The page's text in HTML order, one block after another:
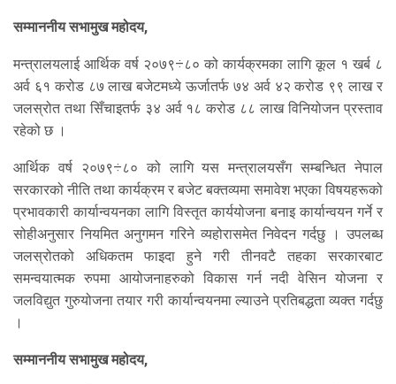
सम्माननीय सभामुख महोदय,
मन्त्रालयलाई आर्थिक वर्ष २०७९÷८० को कार्यक्रमका लागि कूल १ खर्ब ८
अर्व ६१ करोड ८७ लाख बजेटमध्ये ऊर्जातर्फ ७४ अर्व ४२ करोड ९९ लाख र
जलस्रोत तथा सिँचाइतर्फ ३४ अर्व १८ करोड ८८ लाख विनियोजन प्रस्ताव
रहेको छ ।
आर्थिक वर्ष २०७९÷८० को लागि यस मन्त्रालयसँग सम्बन्धित नेपाल
सरकारको नीति तथा कार्यक्रम र बजेट बक्तव्यमा समावेश भएका विषयहरूको
प्रभावकारी कार्यान्वयनका लागि विस्तृत कार्ययोजना बनाइ कार्यान्वयन गर्ने र
सोहीअनुसार नियमित अनुगमन गरिने व्यहोरासमेत निवेदन गर्दछु । उपलब्ध
जलस्रोतको अधिकतम फाइदा हुने गरी तीनवटै तहका सरकारबाट
समन्वयात्मक रुपमा आयोजनाहरुको विकास गर्न नदी वेसिन योजना र
जलविद्युत गुरुयोजना तयार गरी कार्यान्वयनमा ल्याउने प्रतिबद्धता व्यक्त गर्दछु
।
सम्माननीय सभामुख महोदय,